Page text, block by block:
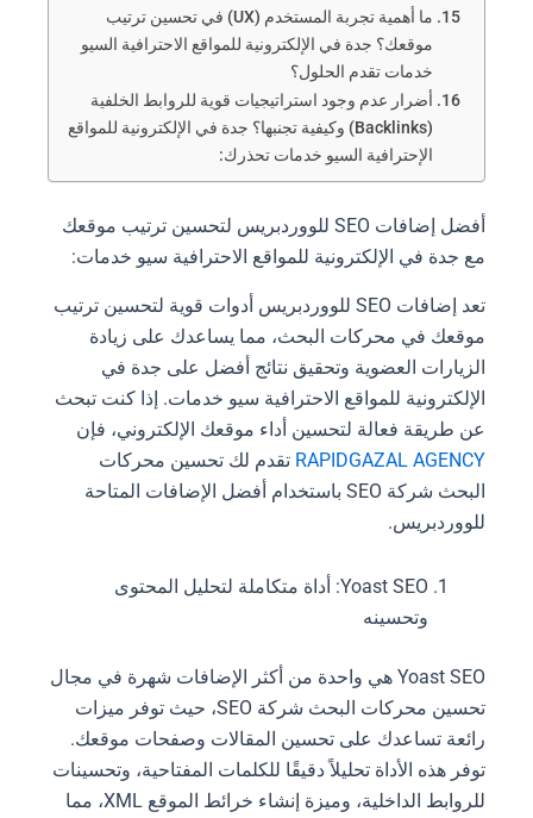
ما أهمية تجربة المستخدم (UX) في تحسين ترتيب
موقعك؟ جدة في الإلكترونية للمواقع الاحترافية السيو
خدمات تقدم الحلول؟
أضرار عدم وجود استراتيجيات قوية للروابط الخلفية
(Backlinks) وكيفية تجنبها؟ جدة في الإلكترونية للمواقع
الإحترافية السيو خدمات تحذرك:
أفضل إضافات SEO للووردبريس لتحسين ترتيب موقعك
مع جدة في الإلكترونية للمواقع الاحترافية سيو خدمات:
تعد إضافات SEO للووردبريس أدوات قوية لتحسين ترتيب
موقعك في محركات البحث، مما يساعدك على زيادة
الزيارات العضوية وتحقيق نتائج أفضل على جدة في
الإلكترونية للمواقع الاحترافية سيو خدمات. إذا كنت تبحث
عن طريقة فعالة لتحسين أداء موقعك الإلكتروني، فإن
RAPIDGAZAL AGENCYتقدم لك تحسين محركات
البحث شركة SEO باستخدام أفضل الإضافات المتاحة
للووردبريس.
Yoast SEO: أداة متكاملة لتحليل المحتوى
وتحسينه
Yoast SEO هي واحدة من أكثر الإضافات شهرة في مجال
تحسين محركات البحث شركة SEO، حيث توفر ميزات
رائعة تساعدك على تحسين المقالات وصفحات موقعك.
توفر هذه الأداة تحليلاً دقيقًا للكلمات المفتاحية، وتحسينات
للروابط الداخلية، وميزة إنشاء خرائط الموقع XML، مما